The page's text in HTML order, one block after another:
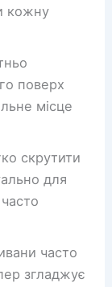
кожну
поверх
місце
скрутити
для
часто
згладжує